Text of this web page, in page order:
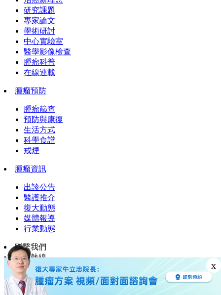
研究課題
專家論文
學術研討
中心實驗室
醫學影像檢查
腫瘤科普
在線連載
腫瘤預防
腫瘤篩查
預防與康復
生活方式
科學食譜
戒煙
腫瘤資訊
出診公告
醫護推介
復大動態
媒體報導
行業動態
聯繫我們
服務熱線
+86 18922261712
諮詢留言
Website Privacy Policy Legal Statement & Policies
x